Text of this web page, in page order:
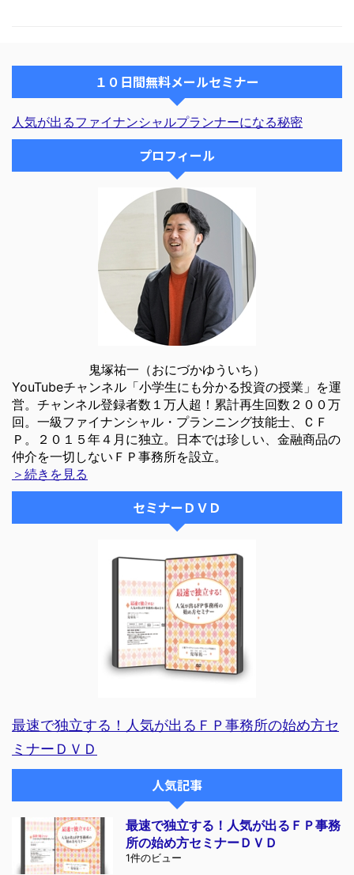
細かい話ですいませんが、コンサ
ルの時のお茶代？は割り勘です
か。 細かい部分ではあります
ではないかと思います。＾＾ 私
し。（爆） この質問への回答
１０日間無料メールセミナー
人気が出るファイナンシャルプランナーになる秘密
プロフィール
鬼塚祐一（おにづかゆういち）
YouTubeチャンネル「小学生にも分かる投資の授業」を運
営。チャンネル登録者数１万人超！累計再生回数２００万
回。一級ファイナンシャル・プランニング技能士、ＣＦ
Ｐ。２０１５年４月に独立。日本では珍しい、金融商品の
仲介を一切しないＦＰ事務所を設立。
＞続きを見る
セミナーＤＶＤ
最速で独立する！人気が出るＦＰ事務所の始め方セ
ミナーＤＶＤ
人気記事
最速で独立する！人気が出るＦＰ事務
所の始め方セミナーＤＶＤ
1件のビュー